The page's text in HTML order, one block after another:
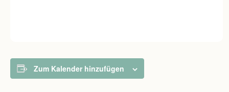
Zum Kalender hinzufügen